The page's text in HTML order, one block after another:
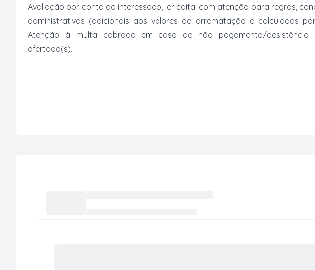
Avaliação por conta do interessado, ler edital com atenção para regras,
administrativas (adicionais aos valores de arrematação e calculadas
Atenção à multa cobrada em caso de não pagamento/desistência
ofertado(s).